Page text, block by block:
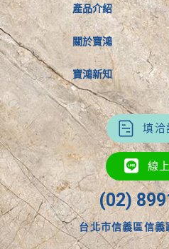
產品介紹
關於寶鴻
寶鴻新知
填洽
線
(02)
台北市信義區信